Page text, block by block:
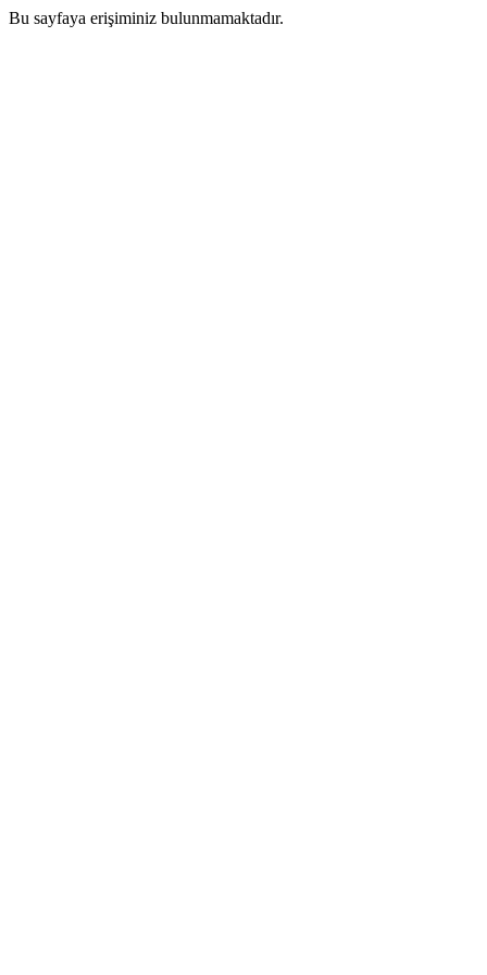
Bu sayfaya erişiminiz bulunmamaktadır.